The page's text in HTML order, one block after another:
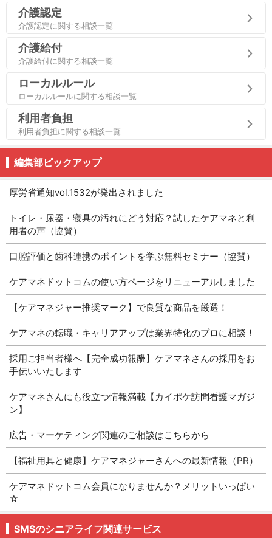
介護認定
介護認定に関する相談一覧
介護給付
介護給付に関する相談一覧
ローカルルール
ローカルルールに関する相談一覧
利用者負担
利用者負担に関する相談一覧
編集部ピックアップ
厚労省通知vol.1532が発出されました
トイレ・尿器・寝具の汚れにどう対応？試したケアマネと利
用者の声（協賛）
口腔評価と歯科連携のポイントを学ぶ無料セミナー（協賛）
ケアマネドットコムの使い方ページをリニューアルしました
【ケアマネジャー推奨マーク】で良質な商品を厳選！
ケアマネの転職・キャリアアップは業界特化のプロに相談！
採用ご担当者様へ【完全成功報酬】ケアマネさんの採用をお
手伝いいたします
ケアマネさんにも役立つ情報満載【カイポケ訪問看護マガジ
ン】
広告・マーケティング関連のご相談はこちらから
【福祉用具と健康】ケアマネジャーさんへの最新情報（PR）
ケアマネドットコム会員になりませんか？メリットいっぱい
☆
SMSのシニアライフ関連サービス